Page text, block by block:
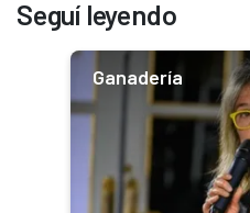
Seguí leyendo
Ganadería